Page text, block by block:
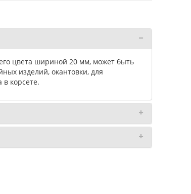
цвета шириной 20 мм, может быть
изделий, окантовки, для
корсете.